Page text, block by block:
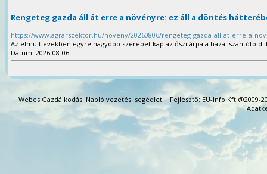
Rengeteg gazda áll át erre a növényre: ez áll a döntés
https://www.agrarszektor.hu/noveny/20260806/rengeteg-gazda-all-at-erre-a-
Az elmúlt években egyre nagyobb szerepet kap az őszi árpa a hazai
Dátum: 2026-08-06
Webes Gazdálkodási Napló vezetési segédlet | Fejlesztő: EU-Info Kft